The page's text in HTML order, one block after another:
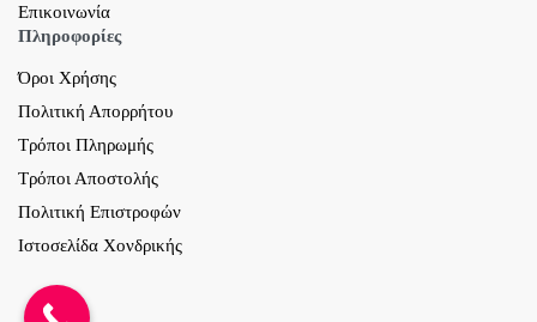
Επικοινωνία
Πληροφορίες
Όροι Χρήσης
Πολιτική Απορρήτου
Τρόποι Πληρωμής
Τρόποι Αποστολής
Πολιτική Επιστροφών
Ιστοσελίδα Χονδρικής